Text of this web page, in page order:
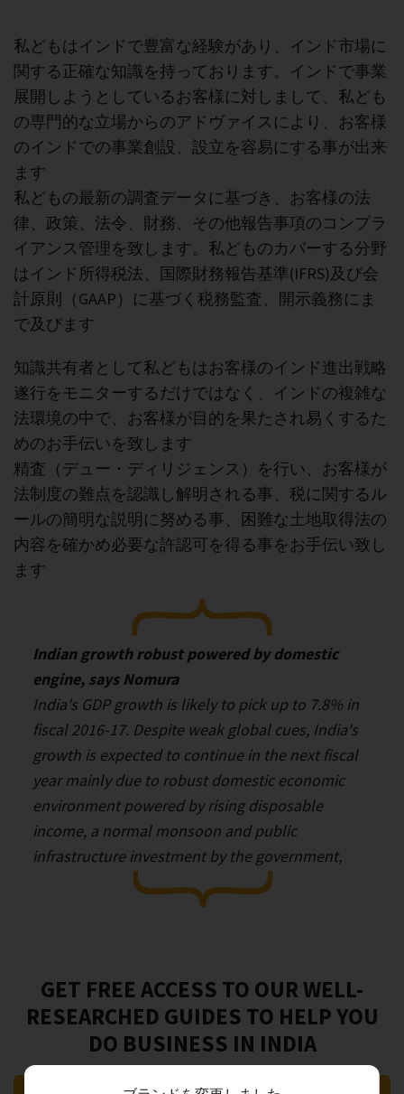
私どもはインドで豊富な経験があり、インド市場に
関する正確な知識を持っております。インドで事業
展開しようとしているお客様に対しまして、私ども
の専門的な立場からのアドヴァイスにより、お客様
のインドでの事業創設、設立を容易にする事が出来
ます
私どもの最新の調査データに基づき、お客様の法
律、政策、法令、財務、その他報告事項のコンプラ
イアンス管理を致します。私どものカバーする分野
はインド所得税法、国際財務報告基準(IFRS)及び会
計原則（GAAP）に基づく税務監査、開示義務にま
で及びます
知識共有者として私どもはお客様のインド進出戦略
遂行をモニターするだけではなく、インドの複雑な
法環境の中で、お客様が目的を果たされ易くするた
めのお手伝いを致します
精査（デュー・ディリジェンス）を行い、お客様が
法制度の難点を認識し解明される事、税に関するル
ールの簡明な説明に努める事、困難な土地取得法の
内容を確かめ必要な許認可を得る事をお手伝い致し
ます
Indian growth robust powered by domestic
engine, says Nomura
India's GDP growth is likely to pick up to 7.8% in
fiscal 2016-17. Despite weak global cues, India's
growth is expected to continue in the next fiscal
year mainly due to robust domestic economic
environment powered by rising disposable
income, a normal monsoon and public
infrastructure investment by the government,
according to Nomura research.
GET FREE ACCESS TO OUR WELL-
RESEARCHED GUIDES TO HELP YOU
DO BUSINESS IN INDIA